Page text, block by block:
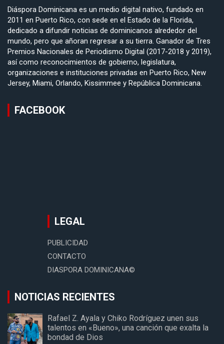
Diáspora Dominicana es un medio digital nativo, fundado en
2011 en Puerto Rico, con sede en el Estado de la Florida,
dedicado a difundir noticias de dominicanos alrededor del
mundo, pero que añoran regresar a su tierra. Ganador de Tres
Premios Nacionales de Periodismo Digital (2017-2018 y 2019),
así como reconocimientos de gobierno, legislatura,
organizaciones e instituciones privadas en Puerto Rico, New
Jersey, Miami, Orlando, Kissimmee y República Dominicana.
FACEBOOK
LEGAL
PUBLICIDAD
CONTACTO
DIASPORA DOMINICANA©
NOTICIAS RECIENTES
Rafael Z. Ayala y Chiko Rodríguez unen sus
talentos en «Bueno», una canción que exalta la
bondad de Dios